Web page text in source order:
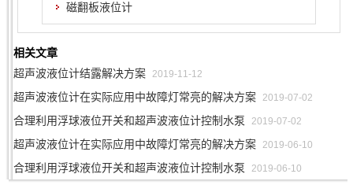
磁翻板液位计
相关文章
超声波液位计结露解决方案 2019-11-12
超声波液位计在实际应用中故障灯常亮的解决方案 2019-07-02
合理利用浮球液位开关和超声波液位计控制水泵 2019-07-02
超声波液位计在实际应用中故障灯常亮的解决方案 2019-06-10
合理利用浮球液位开关和超声波液位计控制水泵 2019-06-10